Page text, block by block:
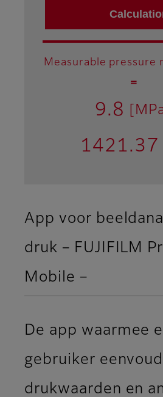
Measurable pressure
＝
9.8
1421.37
App voor
druk – FUJIFILM
Mobile –
De app waarmee
gebruiker
drukwaarden en